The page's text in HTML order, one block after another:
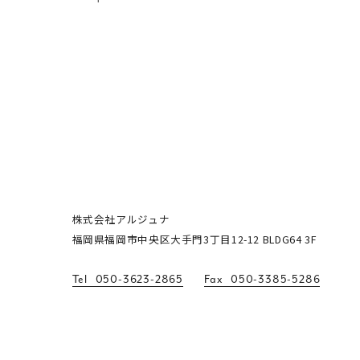
株式会社アルジュナ
福岡県福岡市中央区大手門3丁目12-12 BLDG64 3F
Tel 050-3623-2865 Fax 050-3385-5286